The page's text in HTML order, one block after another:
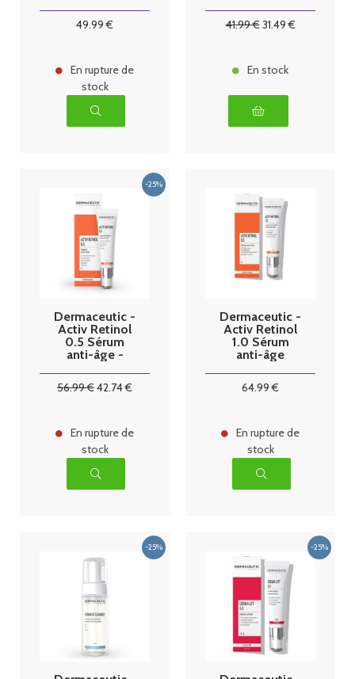
49.99 €
En rupture de
stock
40ml
41.99€31.49€
En stock
Dermaceutic -
Activ Retinol
0.5 Sérum
anti-âge -
56.99€42.74€
En rupture de
stock
Dermaceutic -
Activ Retinol
1.0 Sérum
anti-âge
64.99 €
En rupture de
stock